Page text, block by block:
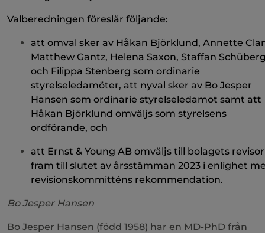
Valberedningen föreslår följande:
att omval sker av Håkan Björklund, Annette
Matthew Gantz, Helena Saxon, Staffan
och Filippa Stenberg som ordinarie
styrelseledamöter, att nyval sker av Bo Jesper
Hansen som ordinarie styrelseledamot samt att
Håkan Björklund omväljs som styrelsens
ordförande, och
att Ernst & Young AB omväljs till bolagets revisor
fram till slutet av årsstämman 2023 i enlighet
revisionskommitténs rekommendation.
Bo Jesper Hansen
Bo Jesper Hansen (född 1958) har en MD-PhD från